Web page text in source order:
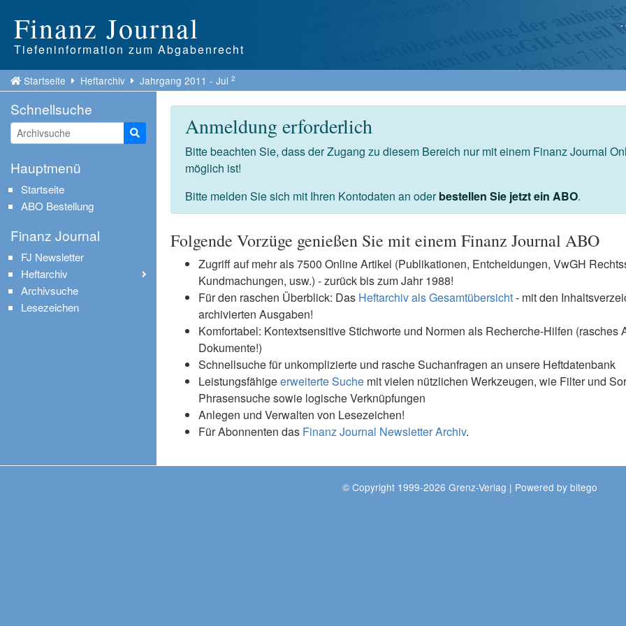
Finanz Journal
Tiefeninformation zum Abgabenrecht
Startseite Heftarchiv Jahrgang 2011 - Jul2
Anmeldung erforderlich
Bitte beachten Sie, dass der Zugang zu diesem Bereich nur mit einem Finanz Journal
möglich ist!
Bitte melden Sie sich mit Ihren Kontodaten an oderbestellen Sie jetzt ein ABO.
Folgende Vorzüge genießen Sie mit einem Finanz Journal ABO
Zugriff auf mehr als 7500 Online Artikel (Publikationen, Entcheidungen, VwGH
Kundmachungen, usw.) - zurück bis zum Jahr 1988!
Für den raschen Überblick: Das Heftarchiv als Gesamtübersicht- mit den
archivierten Ausgaben!
Komfortabel: Kontextsensitive Stichworte und Normen als Recherche-Hilfen (rasches
Dokumente!)
Schnellsuche für unkomplizierte und rasche Suchanfragen an unsere Heftdatenbank
Leistungsfähigeerweiterte Suche mit vielen nützlichen Werkzeugen, wie Filter und
Phrasensuche sowie logische Verknüpfungen
Anlegen und Verwalten von Lesezeichen!
Für Abonnenten das Finanz Journal Newsletter Archiv.
Schnellsuche
Suche starten
Hauptmenü
Startseite
ABO Bestellung
Finanz Journal
FJ Newsletter
Heftarchiv
Archivsuche
Lesezeichen
© Copyright 1999-2026 Grenz-Verlag | Powered by bitego